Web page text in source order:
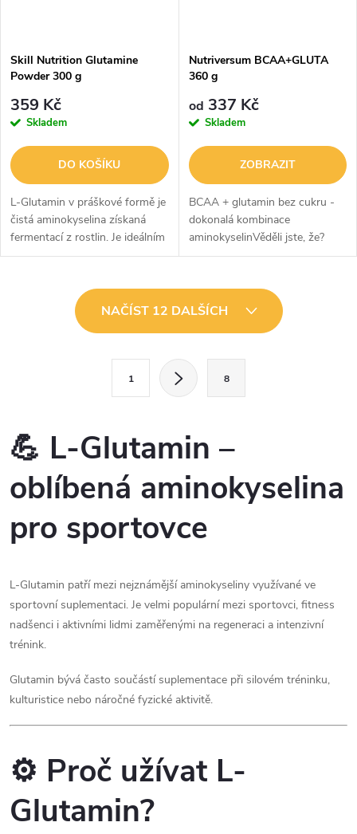
Skill Nutrition Glutamine
Powder 300 g
359 Kč
Skladem
DO KOŠÍKU
L-Glutamin v práškové formě je
čistá aminokyselina získaná
fermentací z rostlin. Je ideálním
řešením pro každého, kdo
profesionálních sportovců až...
Nutriversum BCAA+GLUTA
360 g
od 337 Kč
Skladem
ZOBRAZIT
BCAA + glutamin bez cukru -
dokonalá kombinace
aminokyselinVěděli jste, že?
BCAA Glutamin je komplexní
větvené aminokyseliny (BCAA),
tak...
d
a
c
í
r
v
k
y
v
ý
p
i
NAČÍST 12 DALŠÍCH
á
n
k
o
v
á
í
1 8
💪 L-Glutamin –
oblíbená aminokyselina
pro sportovce
L-Glutamin patří mezi nejznámější aminokyseliny využívané ve
sportovní suplementaci. Je velmi populární mezi sportovci, fitness
nadšenci i aktivními lidmi zaměřenými na regeneraci a intenzivní
trénink.
Glutamin bývá často součástí suplementace při silovém tréninku,
kulturistice nebo náročné fyzické aktivitě.
⚙️ Proč užívat L-
Glutamin?